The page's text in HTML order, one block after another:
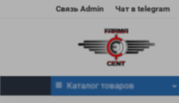
Связь Admin Чат в telegram
Каталог товаров